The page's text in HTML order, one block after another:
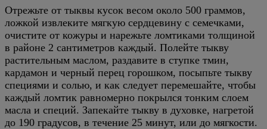
Отрежьте от тыквы кусок весом около 500 граммов,
ложкой извлеките мягкую сердцевину с семечками,
очистите от кожуры и нарежьте ломтиками толщиной
в районе 2 сантиметров каждый. Полейте тыкву
растительным маслом, раздавите в ступке тмин,
кардамон и черный перец горошком, посыпьте тыкву
специями и солью, и как следует перемешайте, чтобы
каждый ломтик равномерно покрылся тонким слоем
масла и специй. Запекайте тыкву в духовке, нагретой
до 190 градусов, в течение 25 минут, или до мягкости.